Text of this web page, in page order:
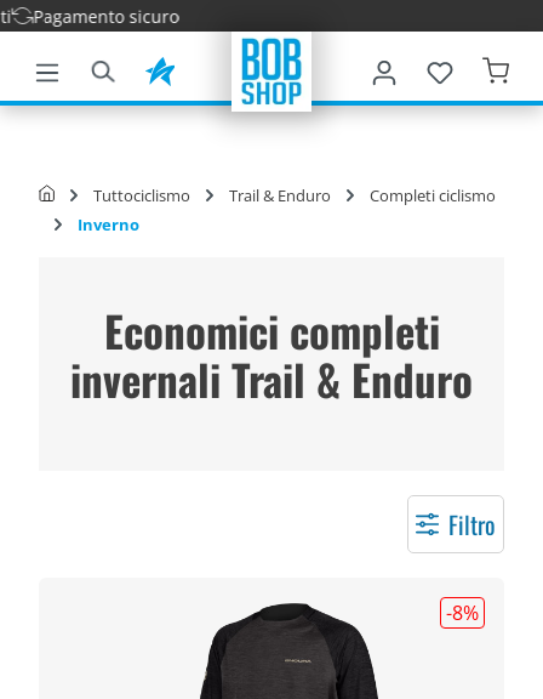
principale
Tuttociclismo Trail & Enduro
Completi ciclismo
Inverno
Economici completi
invernali Trail & Enduro
Filtro
-8%